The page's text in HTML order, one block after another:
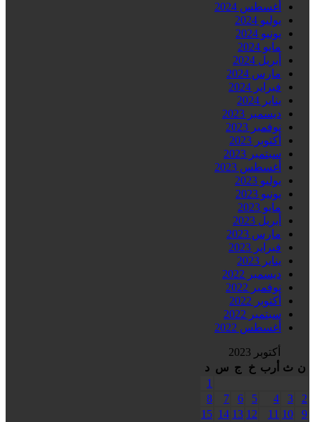
أغسطس 2024
يوليو 2024
يونيو 2024
مايو 2024
أبريل 2024
مارس 2024
فبراير 2024
يناير 2024
ديسمبر 2023
نوفمبر 2023
أكتوبر 2023
سبتمبر 2023
أغسطس 2023
يوليو 2023
يونيو 2023
مايو 2023
أبريل 2023
مارس 2023
فبراير 2023
يناير 2023
ديسمبر 2022
نوفمبر 2022
أكتوبر 2022
سبتمبر 2022
أغسطس 2022
أكتوبر 2023
ن ث أرب خ ج س د
1
2
3
4
5
6
7
8
9
10
11
12
13
14
15